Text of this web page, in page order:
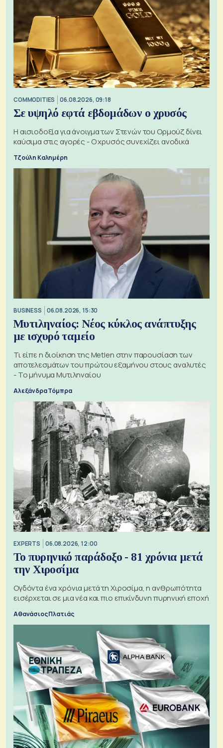
COMMODITIES 06.08.2026, 09:18
Σε υψηλό εφτά εβδομάδων ο χρυσός
Η αισιοδοξία για άνοιγμα των Στενών του Ορμούζ δίνει
καύσιμα στις αγορές - Ο χρυσός συνεχίζει ανοδικά
Τζούλη Καλημέρη
BUSINESS 06.08.2026, 15:30
Μυτιληναίος: Νέος κύκλος ανάπτυξης
με ισχυρό ταμείο
Τι είπε η διοίκηση της Metlen στην παρουσίαση των
αποτελεσμάτων του πρώτου εξαμήνου στους αναλυτές
- Το μήνυμα Μυτιληναίου
Αλεξάνδρα Τόμπρα
EXPERTS 06.08.2026, 12:00
Το πυρηνικό παράδοξο - 81 χρόνια μετά
την Χιροσίμα
Ογδόντα ένα χρόνια μετά τη Χιροσίμα, η ανθρωπότητα
εισέρχεται σε μια νέα και πιο επικίνδυνη πυρηνική εποχή
Αθανάσιος Πλατιάς